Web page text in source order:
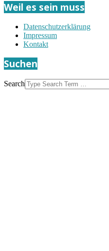
Weil es sein muss
Datenschutzerklärung
Impressum
Kontakt
Suchen
Search